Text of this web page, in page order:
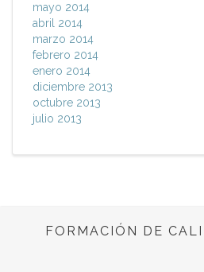
mayo 2014
abril 2014
marzo 2014
febrero 2014
enero 2014
diciembre 2013
octubre 2013
julio 2013
FORMACIÓN DE